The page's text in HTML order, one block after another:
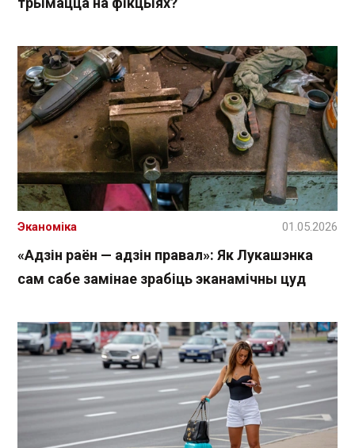
«Адзін раён — адзін правал»: Як Лукашэнка
сам сабе замінае зрабіць эканамічны цуд
Эканоміка 01.05.2026